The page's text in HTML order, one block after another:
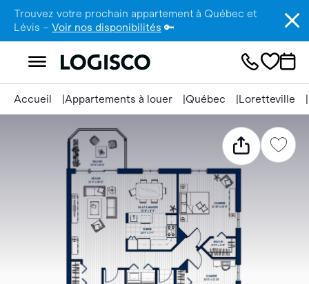
Trouvez votre prochain appartement à Québec et
Lévis – Voir nos disponibilités 🔑
Accueil Appartements à louer Québec Loretteville